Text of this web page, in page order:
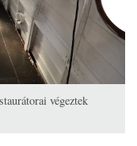
végeztek